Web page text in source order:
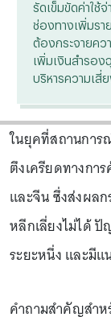
รัดเข็มขัดค่าใช้
ช่องทางเพิ่มร
ต้องกระจายค
เพิ่มเงินสำรอง
บริหารความเสี่
ในยุคที่สถานการ
ตึงเครียดทางกา
และจีน ซึ่งส่งผลก
หลีกเลี่ยงไม่ได้
ระยะหนึ่ง และมี
คำถามสำคัญสำห